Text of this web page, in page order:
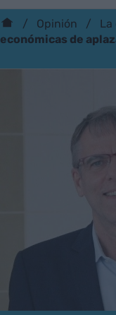
Opinión La
económicas de